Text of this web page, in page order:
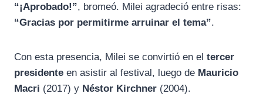
“¡Aprobado!”, bromeó. Milei agradeció entre risas:
“Gracias por permitirme arruinar el tema”.
Con esta presencia, Milei se convirtió en el tercer
presidente en asistir al festival, luego de Mauricio
Macri (2017) y Néstor Kirchner (2004).